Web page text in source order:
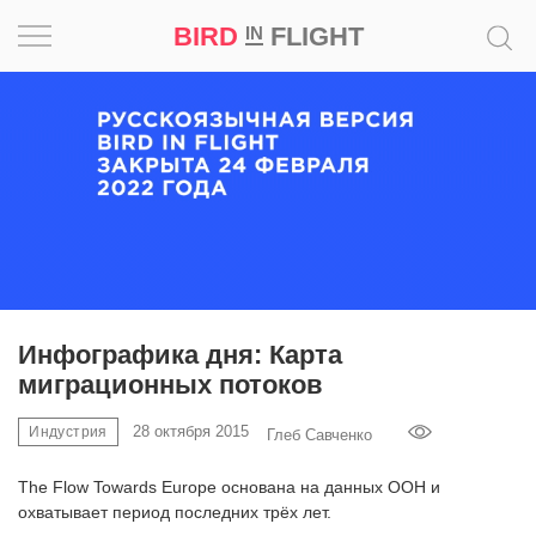
BIRD INFLIGHT
Инфографика дня: Карта
миграционных потоков
Индустрия 28 октября 2015 Глеб Савченко
The Flow Towards Europe основана на данных ООН и
охватывает период последних трёх лет.